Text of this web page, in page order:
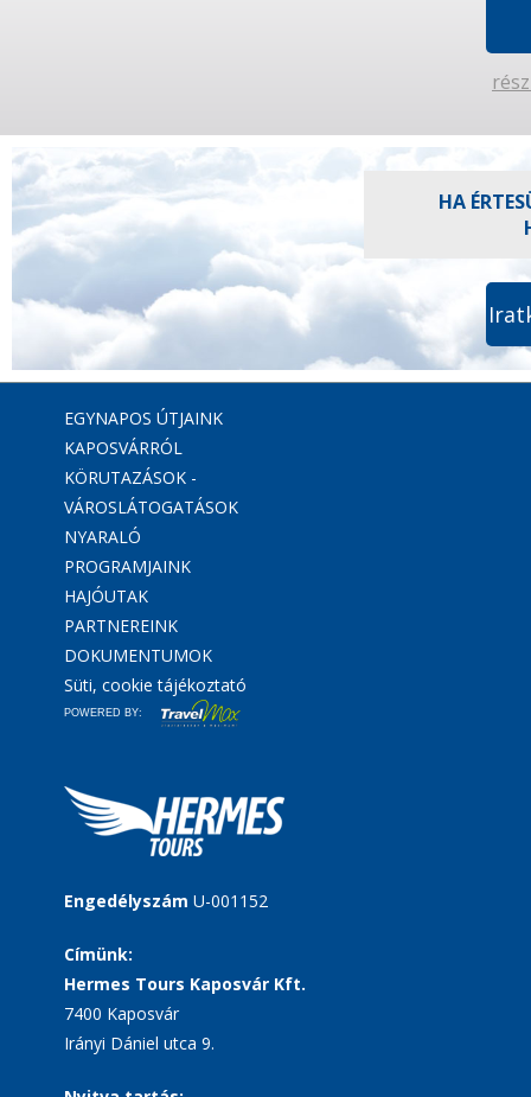
HA
EGYNAPOS ÚTJAINK
KAPOSVÁRRÓL
KÖRUTAZÁSOK -
VÁROSLÁTOGATÁSOK
NYARALÓ
PROGRAMJAINK
HAJÓUTAK
PARTNEREINK
DOKUMENTUMOK
Süti, cookie tájékoztató
POWERED BY:
Engedélyszám U-001152
Címünk:
Hermes Tours Kaposvár Kft.
7400 Kaposvár
Irányi Dániel utca 9.